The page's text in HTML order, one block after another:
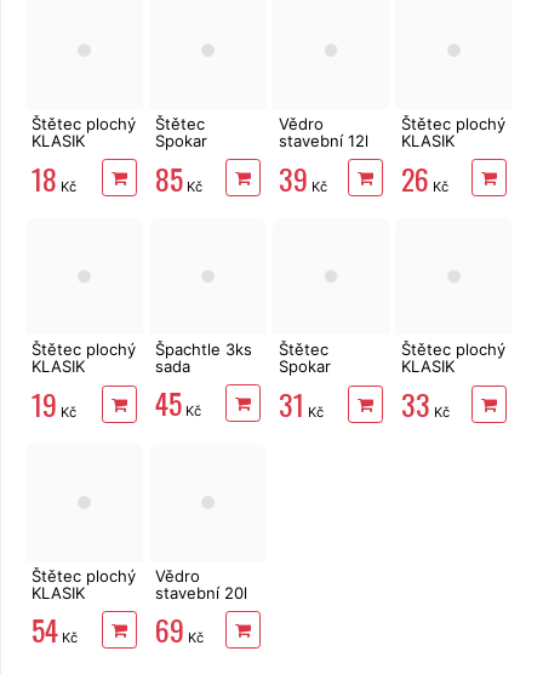
Štětec plochý
KLASIK
18 Kč
Štětec
Spokar
plochý 81215
- 4"
85Kč
Vědro
stavební 12l
zesílené s
vodoznakem
39 Kč
Štětec plochý
KLASIK
vel.1,5"
26 Kč
Štětec plochý
KLASIK
EXTRA vel.1"
19 Kč
Špachtle 3ks
sada
45Kč
Štětec
Spokar
zárohák - 1"
31 Kč
Štětec plochý
KLASIK
EXTRA vel.2"
33 Kč
Štětec plochý
KLASIK
EXTRA vel.3"
54 Kč
Vědro
stavební 20l
zesílené s
vodoznakem
69 Kč